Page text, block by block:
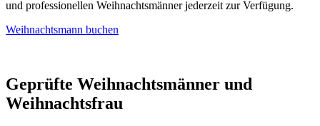
und professionellen Weihnachtsmänner jederzeit zur Verfügung.
Weihnachtsmann buchen
Geprüfte Weihnachtsmänner und
Weihnachtsfrau